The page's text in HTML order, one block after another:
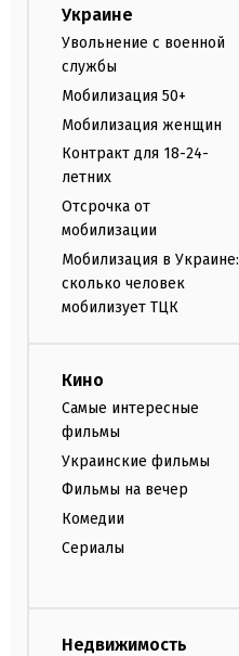
Украине
Увольнение с военной
службы
Мобилизация 50+
Мобилизация женщин
Контракт для 18-24-
летних
Отсрочка от
мобилизации
Мобилизация в Украине:
сколько человек
мобилизует ТЦК
Кино
Самые интересные
фильмы
Украинские фильмы
Фильмы на вечер
Комедии
Сериалы
Недвижимость